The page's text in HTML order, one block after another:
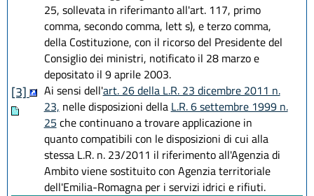
25, sollevata in riferimanto all'art. 117, primo
comma, secondo comma, lett s), e terzo comma,
della Costituzione, con il ricorso del Presidente del
Consiglio dei ministri, notificato il 28 marzo e
depositato il 9 aprile 2003.
[3] Ai sensi dell'art. 26 della L.R. 23 dicembre 2011 n.
23, nelle disposizioni della L.R. 6 settembre 1999 n.
25 che continuano a trovare applicazione in
quanto compatibili con le disposizioni di cui alla
stessa L.R. n. 23/2011 il riferimento all'Agenzia di
Ambito viene sostituito con Agenzia territoriale
dell'Emilia-Romagna per i servizi idrici e rifiuti.